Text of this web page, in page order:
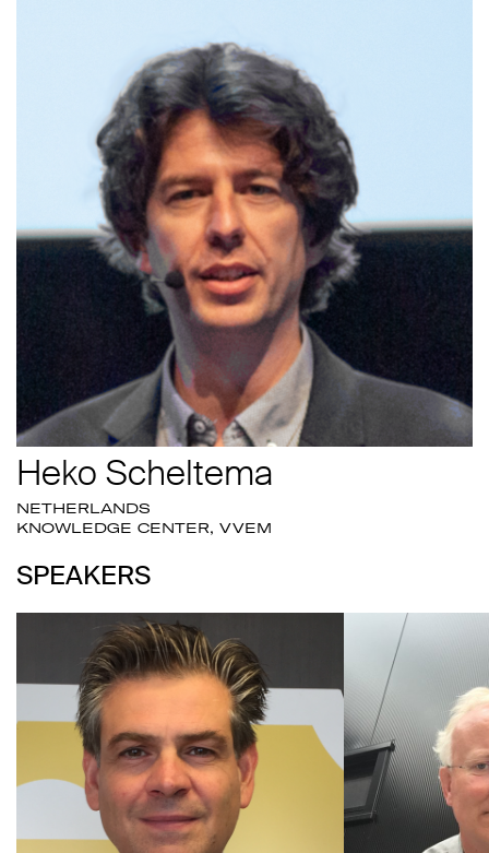
Heko Scheltema
NETHERLANDS
KNOWLEDGE CENTER, VVEM
SPEAKERS